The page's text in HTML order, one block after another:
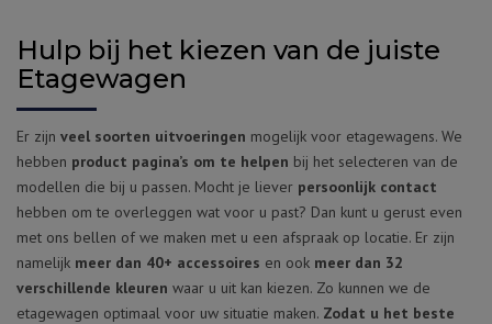
Hulp bij het kiezen van de juiste
Etagewagen
Er zijn veel soorten uitvoeringen mogelijk voor etagewagens. We
hebben product pagina’s om te helpen bij het selecteren van de
modellen die bij u passen. Mocht je liever persoonlijk contact
hebben om te overleggen wat voor u past? Dan kunt u gerust even
met ons bellen of we maken met u een afspraak op locatie. Er zijn
namelijk meer dan 40+ accessoires en ook meer dan 32
verschillende kleuren waar u uit kan kiezen. Zo kunnen we de
etagewagen optimaal voor uw situatie maken. Zodat u het beste